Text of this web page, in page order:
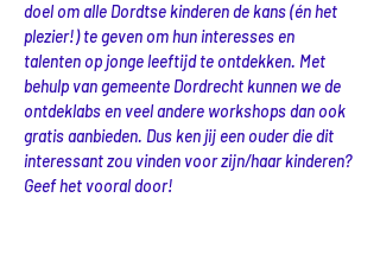
doel om alle Dordtse kinderen de kans (én het
plezier!) te geven om hun interesses en
talenten op jonge leeftijd te ontdekken. Met
behulp van gemeente Dordrecht kunnen we de
ontdeklabs en veel andere workshops dan ook
gratis aanbieden. Dus ken jij een ouder die dit
interessant zou vinden voor zijn/haar kinderen?
Geef het vooral door!